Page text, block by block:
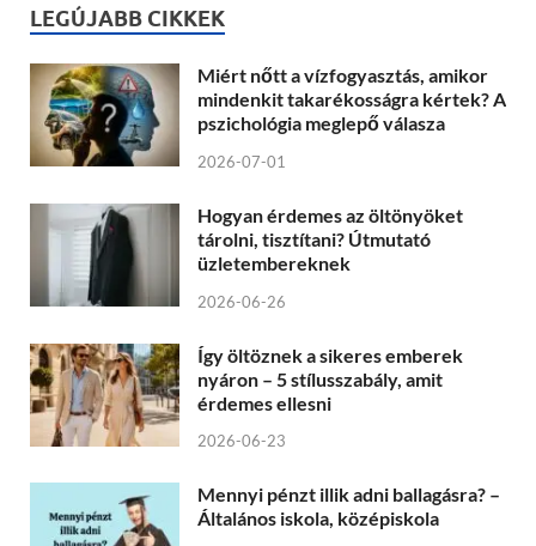
LEGÚJABB CIKKEK
Miért nőtt a vízfogyasztás, amikor
mindenkit takarékosságra kértek? A
pszichológia meglepő válasza
2026-07-01
Hogyan érdemes az öltönyöket
tárolni, tisztítani? Útmutató
üzletembereknek
2026-06-26
Így öltöznek a sikeres emberek
nyáron – 5 stílusszabály, amit
érdemes ellesni
2026-06-23
Mennyi pénzt illik adni ballagásra? –
Általános iskola, középiskola